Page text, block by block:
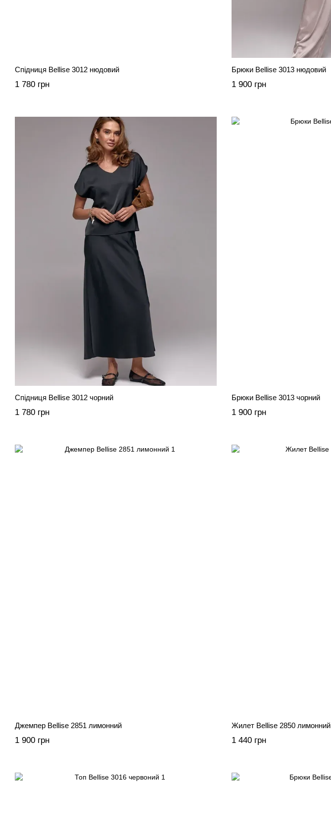
Спідниця Bellise 3012 нюдовий
1 780 грн
Брюки Bellise 3013 нюдовий
1 900 грн
Спідниця Bellise 3012 чорний
1 780 грн
Брюки Bellise 3013 чорний
1 900 грн
Джемпер Bellise 2851 лимонний
1 900 грн
Жилет Bellise 2850 лимонний
1 440 грн